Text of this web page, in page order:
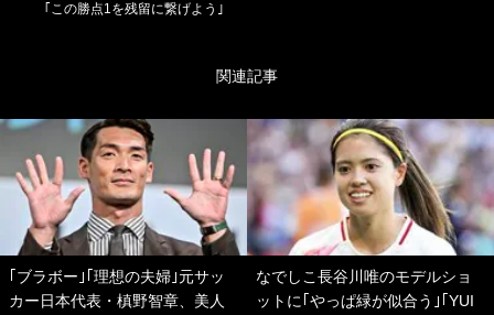
｢この勝点1を残留に繋げよう｣
関連記事
｢ブラボー｣｢理想の夫婦｣元サッ
カー日本代表・槙野智章、美人
なでしこ長谷川唯のモデルショ
ットに｢やっぱ緑が似合う｣｢YUI